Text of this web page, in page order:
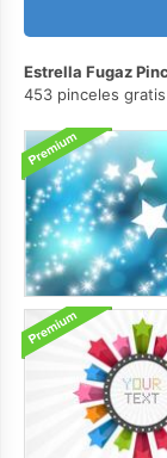
Estrella Fugaz
453 pinceles